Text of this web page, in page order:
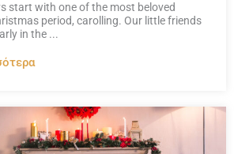
start with one of the most beloved
period, carolling. Our little friends
in the ...